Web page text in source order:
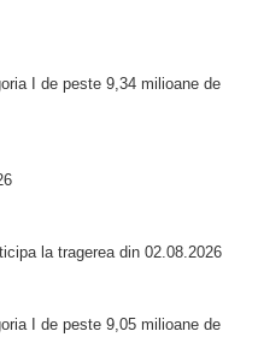
I de peste 9,34 milioane de
la tragerea din 02.08.2026
I de peste 9,05 milioane de